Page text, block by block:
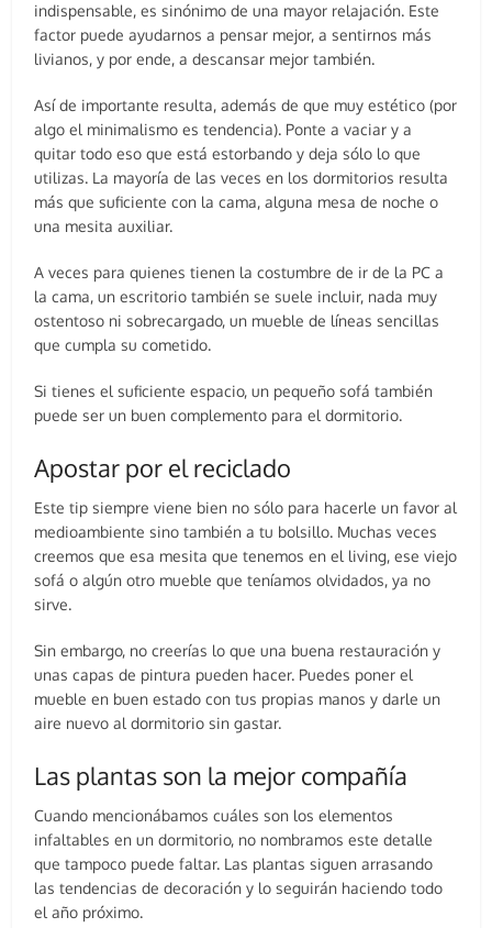
indispensable, es sinónimo de una mayor relajación. Este
factor puede ayudarnos a pensar mejor, a sentirnos más
livianos, y por ende, a descansar mejor también.
Así de importante resulta, además de que muy estético (por
algo el minimalismo es tendencia). Ponte a vaciar y a
quitar todo eso que está estorbando y deja sólo lo que
utilizas. La mayoría de las veces en los dormitorios resulta
más que suficiente con la cama, alguna mesa de noche o
una mesita auxiliar.
A veces para quienes tienen la costumbre de ir de la PC a
la cama, un escritorio también se suele incluir, nada muy
ostentoso ni sobrecargado, un mueble de líneas sencillas
que cumpla su cometido.
Si tienes el suficiente espacio, un pequeño sofá también
puede ser un buen complemento para el dormitorio.
Apostar por el reciclado
Este tip siempre viene bien no sólo para hacerle un favor al
medioambiente sino también a tu bolsillo. Muchas veces
creemos que esa mesita que tenemos en el living, ese viejo
sofá o algún otro mueble que teníamos olvidados, ya no
sirve.
Sin embargo, no creerías lo que una buena restauración y
unas capas de pintura pueden hacer. Puedes poner el
mueble en buen estado con tus propias manos y darle un
aire nuevo al dormitorio sin gastar.
Las plantas son la mejor compañía
Cuando mencionábamos cuáles son los elementos
infaltables en un dormitorio, no nombramos este detalle
que tampoco puede faltar. Las plantas siguen arrasando
las tendencias de decoración y lo seguirán haciendo todo
el año próximo.